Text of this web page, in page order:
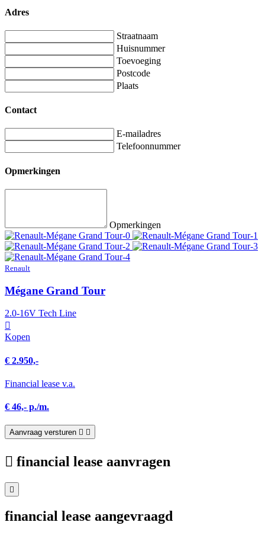
Adres
Straatnaam
Huisnummer
Toevoeging
Postcode
Plaats
Contact
E-mailadres
Telefoonnummer
Opmerkingen
Opmerkingen
Renault
Mégane Grand Tour
2.0-16V Tech Line
Kopen
€ 2.950,-
Financial lease v.a.
€ 46,- p./m.
Aanvraag versturen
financial lease aanvragen
financial lease aangevraagd